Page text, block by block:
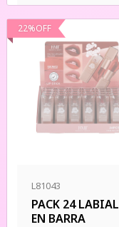
22%OFF
L81043
PACK 24 LABIAL
EN BARRA